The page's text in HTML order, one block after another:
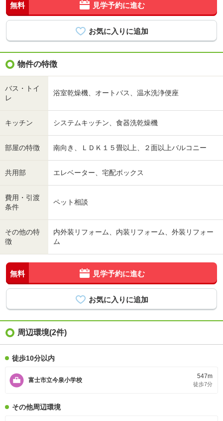
無料 見学予約に進む
物件の特徴
バス・トイ
レ
浴室乾燥機、オートバス、温水洗浄便座
キッチン システムキッチン、食器洗乾燥機
部屋の特徴 南向き、ＬＤＫ１５畳以上、２面以上バルコニー
共用部 エレベーター、宅配ボックス
費用・引渡
条件
ペット相談
その他の特
徴
内外装リフォーム、内装リフォーム、外装リフォー
ム
無料 見学予約に進む
周辺環境(2件)
徒歩10分以内
富士市立今泉小学校
547m
徒歩7分
その他周辺環境